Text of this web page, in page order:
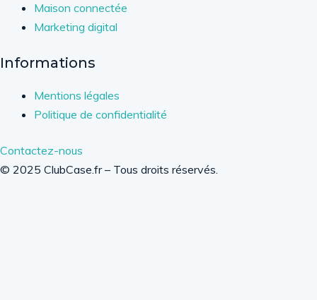
Maison connectée
Marketing digital
Informations
Mentions légales
Politique de confidentialité
Contactez-nous
© 2025 ClubCase.fr – Tous droits réservés.